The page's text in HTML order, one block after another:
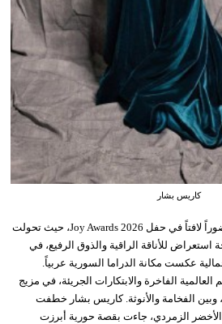
كاريس بشار
سجّلت النجمات السوريات حضوراً لافتاً في حفل Joy Awards 2026، حيث تحولت
للأناقة الراقية والذوق الرفيع، في
عكست مكانة الدراما السورية عربياً.
الفاخرة والابتكارات الجريئة، في مزيج
وبين الفخامة والأنوثة. كاريس بشار خطفت
الأخضر الزمردي، جاءت بقصة حورية أبرزت